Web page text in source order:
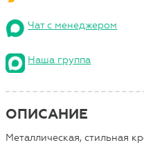
Чат с менеджером
Наша группа
ОПИСАНИЕ
Металлическая, стильная